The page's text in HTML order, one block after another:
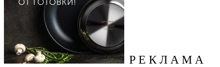
Р Е К Л А М А